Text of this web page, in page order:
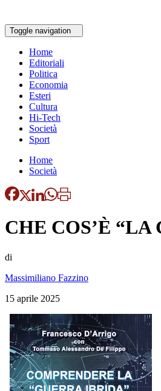
Toggle navigation
Home
Editoriali
Politica
Economia
Esteri
Cultura
Hi-Tech
Società
Sport
Home
Società
CHE COS’È
di
Massimiliano Fazzino
15 aprile 2025